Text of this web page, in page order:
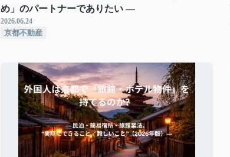
め」のパートナーでありたい ―
2026.06.24
京都不動産